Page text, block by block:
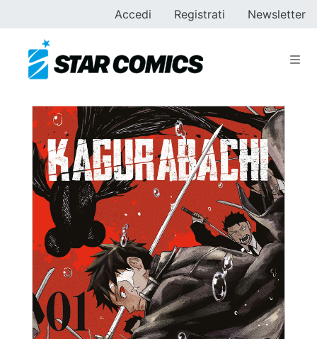
Accedi Registrati Newsletter